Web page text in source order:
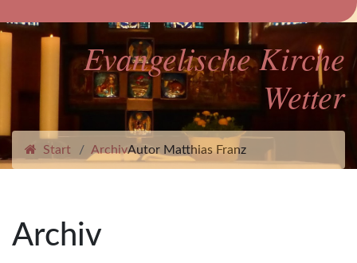
Evangelische Kirche
Wetter
Start ArchivAutor Matthias Franz
Archiv